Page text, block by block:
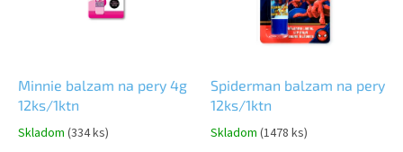
Minnie balzam na pery 4g
12ks/1ktn
Skladom (334 ks)
Spiderman balzam na pery
12ks/1ktn
Skladom (1478 ks)